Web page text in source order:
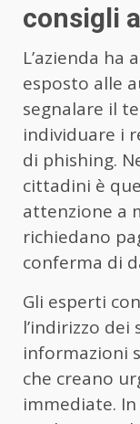
consigli
L’azienda
esposto alle
segnalare il
individuare i
di phishing.
cittadini è
attenzione a
richiedano
conferma di
Gli esperti
l’indirizzo
informazioni
che creano
immediate.